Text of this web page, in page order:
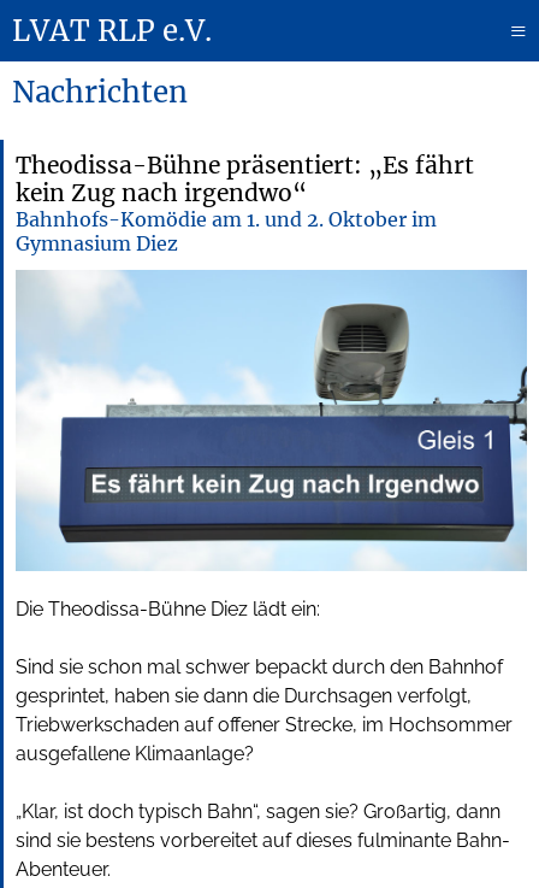
LVAT RLP e.V.
≡
Nachrichten
Theodissa-Bühne präsentiert: „Es fährt
kein Zug nach irgendwo“
Bahnhofs-Komödie am 1. und 2. Oktober im
Gymnasium Diez
Die Theodissa-Bühne Diez lädt ein:
Sind sie schon mal schwer bepackt durch den Bahnhof
gesprintet, haben sie dann die Durchsagen verfolgt,
Triebwerkschaden auf offener Strecke, im Hochsommer
ausgefallene Klimaanlage?
„Klar, ist doch typisch Bahn“, sagen sie? Großartig, dann
sind sie bestens vorbereitet auf dieses fulminante Bahn-
Abenteuer.